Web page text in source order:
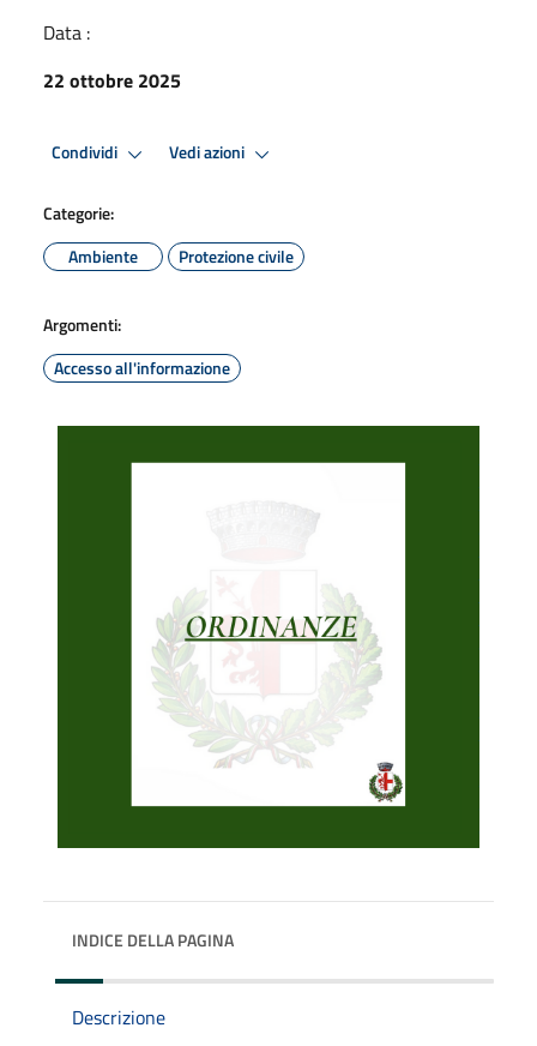
Data :
22 ottobre 2025
Condividi Vedi azioni
Categorie:
Ambiente
Protezione civile
Argomenti:
Accesso all'informazione
INDICE DELLA PAGINA
Descrizione